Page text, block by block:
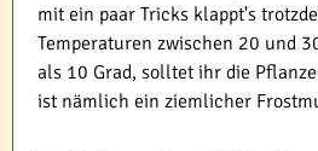
mit ein paar Tricks klappt's
Temperaturen zwischen 20 und
als 10 Grad, solltet ihr die
ist nämlich ein ziemlicher